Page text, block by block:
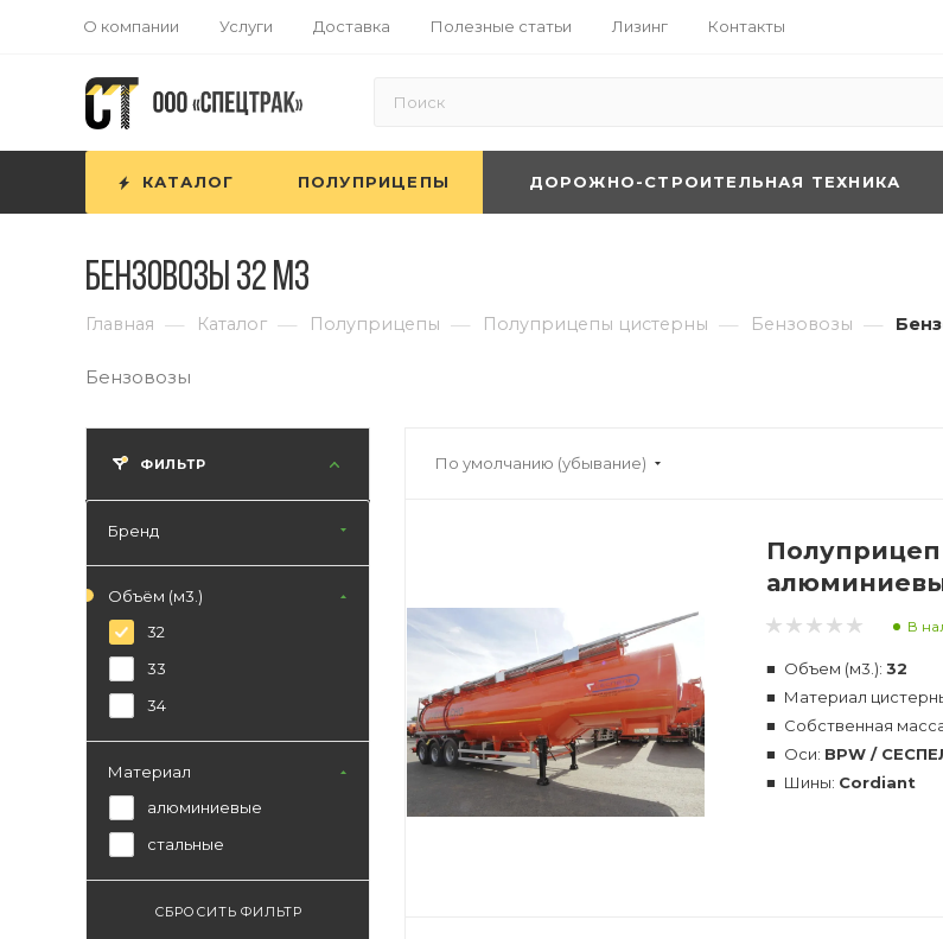
О компании Услуги Доставка Полезные статьи Лизинг Контакты
КАТАЛОГ ПОЛУПРИЦЕПЫ ДОРОЖНО-СТРОИТЕЛЬНАЯ ТЕХНИКА
Бензовозы 32 м3
Главная — Каталог — Полуприцепы — Полуприцепы цистерны — Бензовозы —
Бензовозы
По умолчанию (убывание)
Полуприцеп
В
Объем (м3.): 32
Материал
Собственная
Оси: BPW /
Шины: Cordiant
ФИЛЬТР
Бренд
Объём (м3.)
32
33
34
Материал
алюминиевые
стальные
СБРОСИТЬ ФИЛЬТР